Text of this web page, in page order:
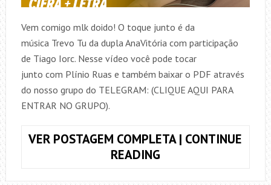
Vem comigo mlk doido! O toque junto é da
música Trevo Tu da dupla AnaVitória com participação
de Tiago Iorc. Nesse vídeo você pode tocar
junto com Plínio Ruas e também baixar o PDF através
do nosso grupo do TELEGRAM: (CLIQUE AQUI PARA
ENTRAR NO GRUPO).
VER POSTAGEM COMPLETA | CONTINUE
READINGTOQUE